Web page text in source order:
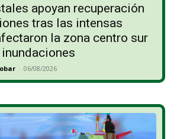
apoyan recuperación
tras las intensas
la zona centro sur
- 06/08/2026